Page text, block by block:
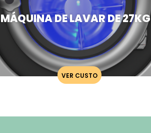
MÁQUINA DE LAVAR DE 27KG
VER CUSTO